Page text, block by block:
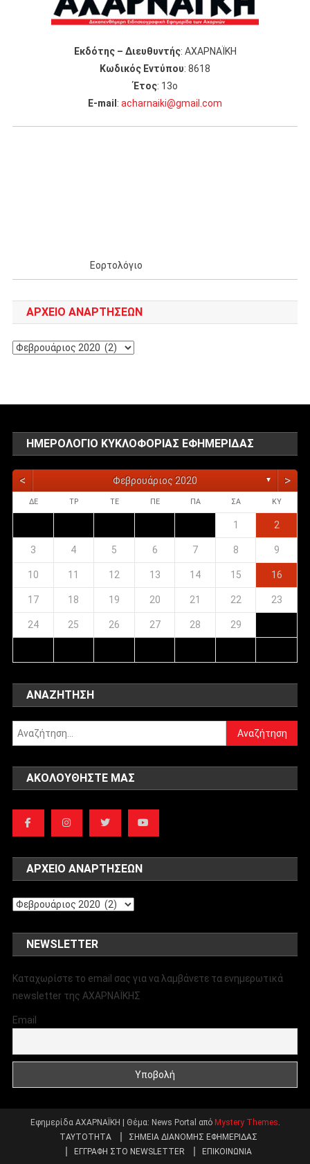
Εκδότης – Διευθυντής: ΑΧΑΡΝΑΪΚΗ
Κωδικός Εντύπου: 8618
Έτος: 13ο
Ε-mail : acharnaiki@gmail.com
Εορτολόγιο
ΑΡΧΕΊΟ ΑΝΑΡΤΉΣΕΩΝ
Αρχείο
ΗΜΕΡΟΛΌΓΙΟ ΚΥΚΛΟΦΟΡΊΑΣ ΕΦΗΜΕΡΊΔΑΣ
< Φεβρουάριος 2020 ▼ >
ΔΕ ΤΡ ΤΕ ΠΕ ΠΑ ΣΑ ΚΥ
1 2
3 4 5 6 7 8 9
10 11 12 13 14 15 16
17 18 19 20 21 22 23
24 25 26 27 28 29
ΑΝΑΖΉΤΗΣΗ
Αναζήτηση
για:
ΑΚΟΛΟΥΘΉΣΤΕ ΜΑΣ
ΑΡΧΕΊΟ ΑΝΑΡΤΉΣΕΩΝ
Αρχείο
NEWSLETTER
Καταχωρίστε το email σας για να λαμβάνετε τα ενημερωτικά
newsletter της ΑΧΑΡΝΑΪΚΗΣ
Email
Εφημερίδα ΑΧΑΡΝΑΪΚΗ | Θέμα: News Portal από Mystery Themes
ΤΑΥΤΟΤΗΤΑ
ΣΗΜΕΙΑ ΔΙΑΝΟΜΗΣ ΕΦΗΜΕΡΙΔΑΣ
ΕΓΓΡΑΦΗ ΣΤΟ NEWSLETTER
ΕΠΙΚΟΙΝΩΝΙΑ